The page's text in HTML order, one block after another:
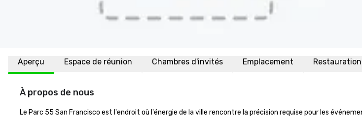
Aperçu Espace de réunion Chambres d'invités Emplacement Restauration
À propos de nous
Le Parc 55 San Francisco est l'endroit où l'énergie de la ville rencontre la précision requise pour les